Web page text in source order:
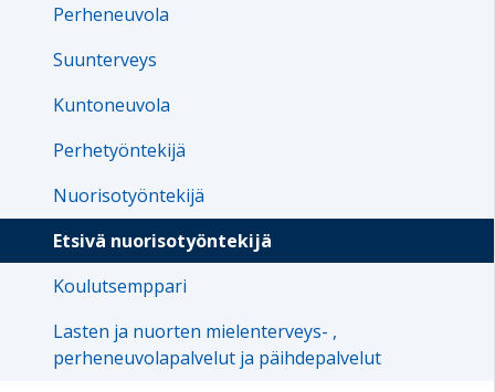
Perheneuvola
Suunterveys
Kuntoneuvola
Perhetyöntekijä
Nuorisotyöntekijä
Etsivä nuorisotyöntekijä
Koulutsemppari
Lasten ja nuorten mielenterveys- ,
perheneuvolapalvelut ja päihdepalvelut